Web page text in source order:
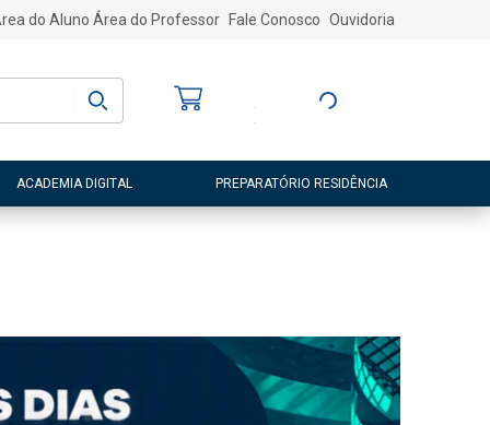
do Aluno Área do Professor Fale Conosco Ouvidoria
Entre ou Cadastre-
ACADEMIA DIGITAL PREPARATÓRIO RESIDÊNCIA